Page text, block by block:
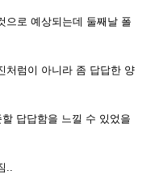
으로 예상되는데 둘째날 폴
처럼이 아니라 좀 답답한 양
답답함을 느낄 수 있었을